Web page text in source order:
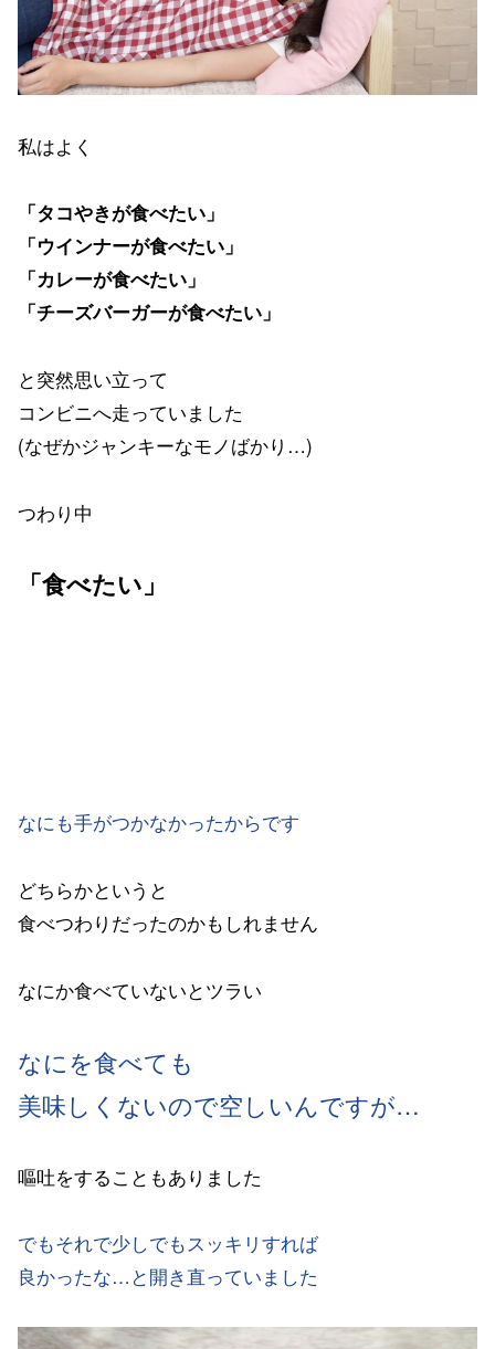
私はよく
「タコやきが食べたい」
「ウインナーが食べたい」
「カレーが食べたい」
「チーズバーガーが食べたい」
と突然思い立って
コンビニへ走っていました
(なぜかジャンキーなモノばかり…)
つわり中
「食べたい」
なにも手がつかなかったからです
どちらかというと
食べつわりだったのかもしれません
なにか食べていないとツラい
なにを食べても
美味しくないので空しいんですが…
嘔吐をすることもありました
でもそれで少しでもスッキリすれば
良かったな…と開き直っていました